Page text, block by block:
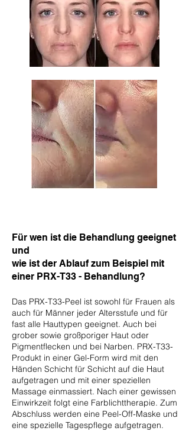
Für wen ist die Behandlung geeignet
und
wie ist der Ablauf zum Beispiel mit
einer PRX-T33 - Behandlung?
Das PRX-T33-Peel ist sowohl für Frauen als
auch für Männer jeder Altersstufe und für
fast alle Hauttypen geeignet. Auch bei
grober sowie großporiger Haut oder
Pigmentflecken und bei Narben. PRX-T33-
Produkt in einer Gel-Form wird mit den
Händen Schicht für Schicht auf die Haut
aufgetragen und mit einer speziellen
Massage einmassiert. Nach einer gewissen
Einwirkzeit folgt eine Farblichttherapie. Zum
Abschluss werden eine Peel-Off-Maske und
eine spezielle Tagespflege aufgetragen.